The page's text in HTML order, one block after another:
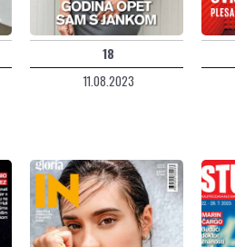
18
11.08.2023